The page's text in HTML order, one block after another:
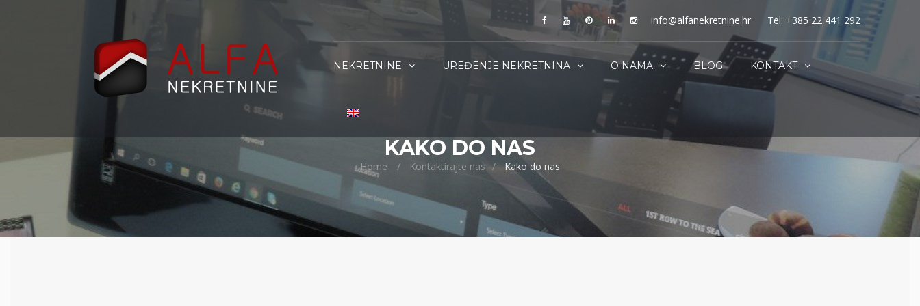
info@alfanekretnine.hrTel: +385 22 441 292
NEKRETNINE UREĐENJE NEKRETNINA O NAMA BLOG KONTAKT
KAKO DO NAS
Home Kontaktirajte nas Kako do nas